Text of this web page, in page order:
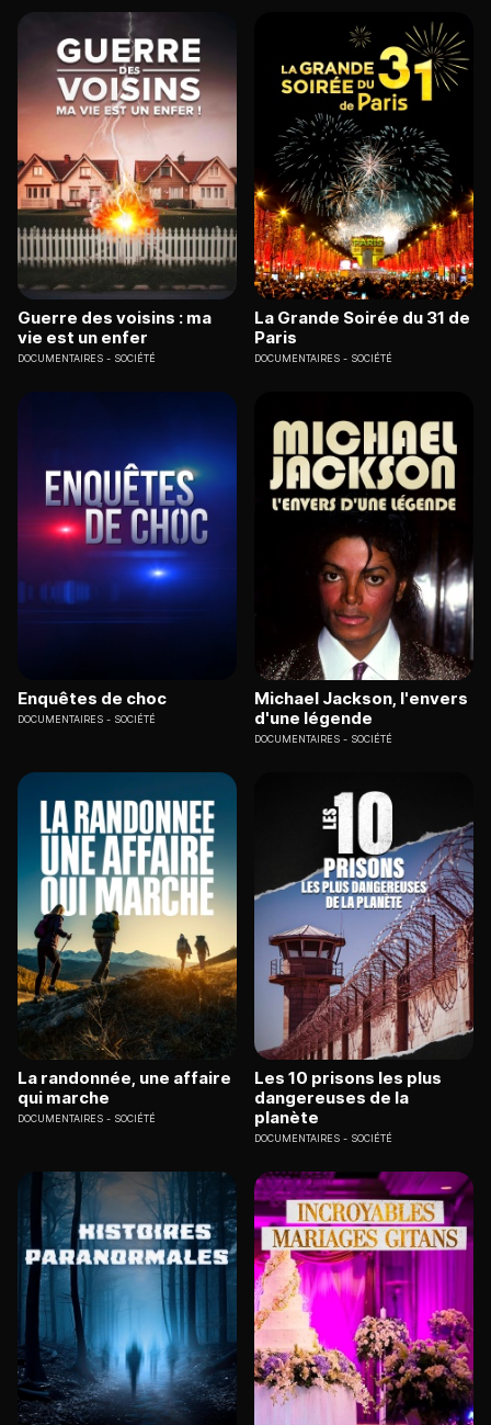
Guerre des voisins : ma
vie est un enfer
DOCUMENTAIRES SOCIÉTÉ
La Grande Soirée du 31 de
Paris
DOCUMENTAIRES SOCIÉTÉ
Enquêtes de choc
DOCUMENTAIRES SOCIÉTÉ
Michael Jackson, l'envers
d'une légende
DOCUMENTAIRES SOCIÉTÉ
La randonnée, une affaire
qui marche
DOCUMENTAIRES SOCIÉTÉ
Les 10 prisons les plus
dangereuses de la
planète
DOCUMENTAIRES SOCIÉTÉ